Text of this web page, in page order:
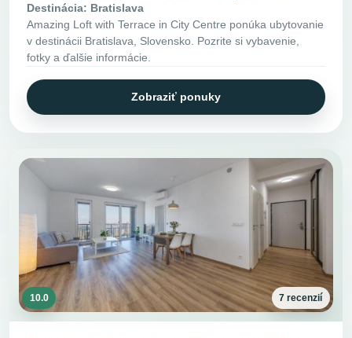
Destinácia: Bratislava
Amazing Loft with Terrace in City Centre ponúka ubytovanie
v destinácii Bratislava, Slovensko. Pozrite si vybavenie,
fotky a ďalšie informácie.
Zobraziť ponuky
10.0 7 recenzií